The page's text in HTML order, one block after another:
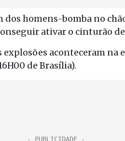
homens-bomba no
ativar o cinturão
explosões aconteceram
de Brasília).